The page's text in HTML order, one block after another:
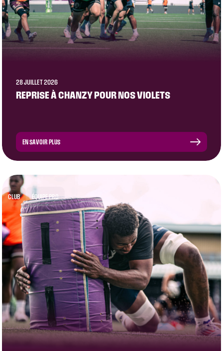
28 JUILLET 2026
REPRISE À CHANZY POUR NOS VIOLETS
EN SAVOIR PLUS
CLUB ÉQUIPE PRO